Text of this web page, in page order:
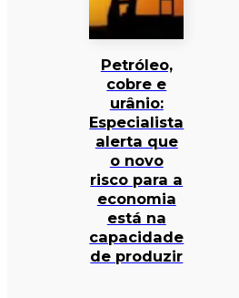
Petróleo,
cobre e
urânio:
Especialista
alerta que
o novo
risco para a
economia
está na
capacidade
de produzir